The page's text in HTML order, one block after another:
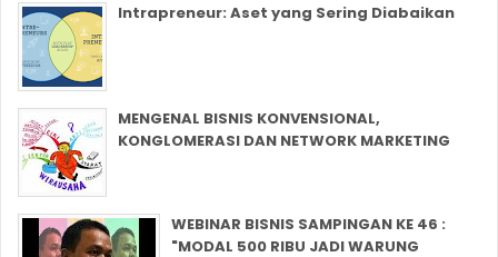
Intrapreneur: Aset yang Sering Diabaikan
MENGENAL BISNIS KONVENSIONAL,
KONGLOMERASI DAN NETWORK MARKETING
WEBINAR BISNIS SAMPINGAN KE 46 :
"MODAL 500 RIBU JADI WARUNG